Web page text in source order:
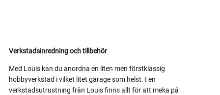
Verkstadsinredning och tillbehör
Med Louis kan du anordna en liten men förstklassig
hobbyverkstad i vilket litet garage som helst. I en
verkstadsutrustning från Louis finns allt för att meka på